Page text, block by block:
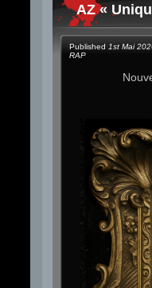
AZ «
Published 1st Mai
RAP